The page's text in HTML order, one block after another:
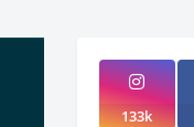
133k